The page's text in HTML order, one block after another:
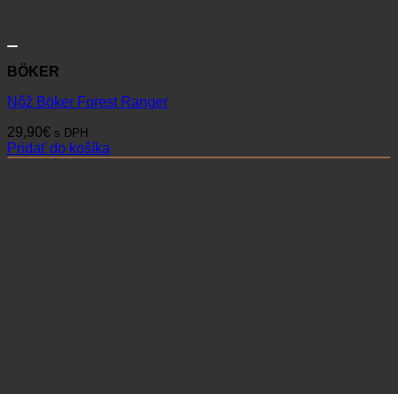
BÖKER
Nôž Böker Forest Ranger
29,90€ s DPH
Pridať do košíka